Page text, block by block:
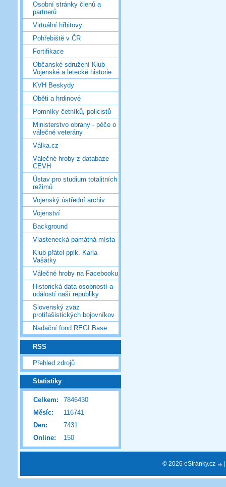
Osobní stránky členů a
partnerů
Virtuální hřbitovy
Pohřebiště v ČR
Fortifikace
Občanské sdružení Klub
Vojenské a letecké historie
KVH Beskydy
Oběti a hrdinové
Pomníky četníků, policistů
Ministerstvo obrany - péče o
válečné veterány
Válka.cz
Válečné hroby z databáze
CEVH
Ústav pro studium totalitních
režimů
Vojenský ústřední archiv
Vojenství
Background
Vlastenecká památná místa
Klub přátel pplk. Karla
Vašátky
Válečné hroby na Facebooku
Historická data osobností a
událostí naší republiky
Slovenský zväz
protifašistických bojovníkov
Nadační fond REGI Base
RSS
Přehled zdrojů
Statistiky
Online: 150
Celkem:
7846430
Měsíc:
116741
Den:
7431
© 2026 eStránky.cz